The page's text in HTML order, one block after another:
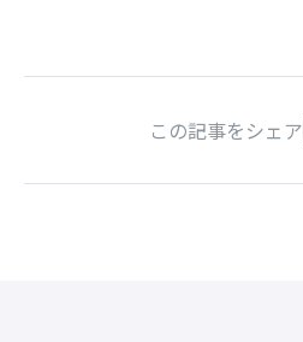
この記事をシェア